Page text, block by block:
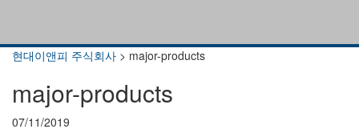
현대이앤피 주식회사 > major-products
major-products
07/11/2019